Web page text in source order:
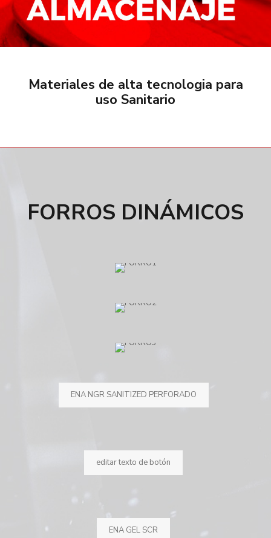
Materiales de alta tecnologia para
uso Sanitario
FORROS DINÁMICOS
ENA NGR SANITIZED PERFORADO
editar texto de botón
ENA GEL SCR